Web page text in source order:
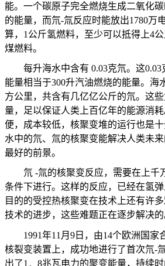
能。一个碳原子完全燃烧生成二氧化
的能量，而氘-氚反应时能放出1780万
算， 1 公斤氢燃料，至少可以抵得上4
煤燃料。
每升海水中含有 0.03克氘。这0.03
能量相当于300升汽油燃烧的能量。海
方公里，共含有几亿亿公斤的氘。这
量，足以保证人类上百亿年的能源消
便，成本较低，核聚变堆的运行也是
水中的氘、氚的核聚变能解决人类未
最好的前景。
氘 -氚的核聚变反应，需要在上千
条件下进行。这样的反应，已经在氢
目的的受控热核聚变在技术上还有许
技术的进步，这些难题正在逐步解决的
1991年11 月 9 日，由14个欧洲国家
核裂变装置上，成功地进行了首次氘-
出了1 ． 8兆瓦电力的聚变能量，持续